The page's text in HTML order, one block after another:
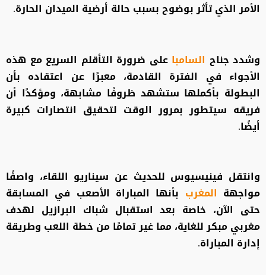
الأمر الذي تأثر بوضوح بسبب حالة أرضية الميدان الحارة.
وشدد جناح السامباعلى ضرورة التأقلم السريع مع هذه
الأجواء في الفترة القادمة، معبرًا عن اعتقاده بأن
البطولة بأكملها ستشهد ظروفًا مشابهة، ومؤكدًا أن
فريقه سيتطور بمرور الوقت لتحقيق انتصارات كبيرة
أيضًا.
وانتقل فينيسيوس للحديث عن سيناريو اللقاء، واصفًا
مواجهة المغرب بأنها المباراة الأصعب في المسابقة
حتى الآن، خاصة بعد استقبال شباك البرازيل لهدف
مغربي مبكر للغاية، مما غير تمامًا من خطة اللعب وطريقة
إدارة المباراة.